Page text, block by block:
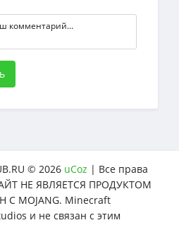
© 2026 uCoz | Все права
НЕ ЯВЛЯЕТСЯ ПРОДУКТОМ
С MOJANG. Minecraft
и не связан с этим